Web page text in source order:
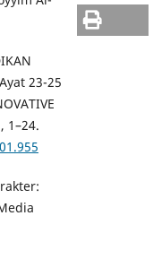
23-25
1–24.